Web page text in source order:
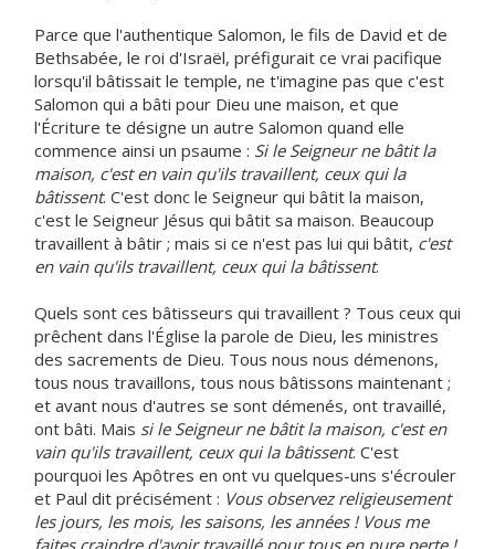
Parce que l'authentique Salomon, le fils de David et de
Bethsabée, le roi d'Israël, préfigurait ce vrai pacifique
lorsqu'il bâtissait le temple, ne t'imagine pas que c'est
Salomon qui a bâti pour Dieu une maison, et que
l'Écriture te désigne un autre Salomon quand elle
commence ainsi un psaume : Si le Seigneur ne bâtit la
maison, c'est en vain qu'ils travaillent, ceux qui la
bâtissent. C'est donc le Seigneur qui bâtit la maison,
c'est le Seigneur Jésus qui bâtit sa maison. Beaucoup
travaillent à bâtir ; mais si ce n'est pas lui qui bâtit, c'est
en vain qu'ils travaillent, ceux qui la bâtissent.
Quels sont ces bâtisseurs qui travaillent ? Tous ceux qui
prêchent dans l'Église la parole de Dieu, les ministres
des sacrements de Dieu. Tous nous nous démenons,
tous nous travaillons, tous nous bâtissons maintenant ;
et avant nous d'autres se sont démenés, ont travaillé,
ont bâti. Mais si le Seigneur ne bâtit la maison, c'est en
vain qu'ils travaillent, ceux qui la bâtissent. C'est
pourquoi les Apôtres en ont vu quelques-uns s'écrouler
et Paul dit précisément : Vous observez religieusement
les jours, les mois, les saisons, les années ! Vous me
faites craindre d'avoir travaillé pour tous en pure perte !